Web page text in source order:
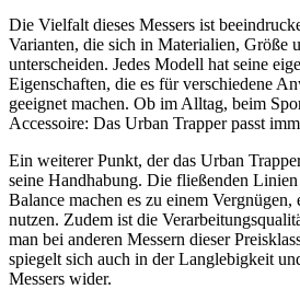
Die Vielfalt dieses Messers ist
Varianten, die sich in Materialien, Größe
unterscheiden. Jedes Modell hat seine
Eigenschaften, die es für verschiedene
geeignet machen. Ob im Alltag, beim
Accessoire: Das Urban Trapper passt
Ein weiterer Punkt, der das Urban
seine Handhabung. Die fließenden
Balance machen es zu einem Vergnügen,
nutzen. Zudem ist die
man bei anderen Messern dieser
spiegelt sich auch in der Langlebigkeit
Messers wider.